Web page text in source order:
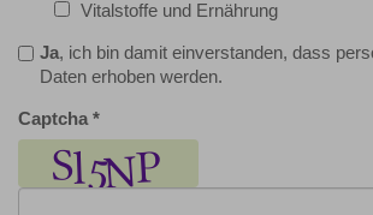
Vitalstoffe und Ernährung
Ja, ich bin damit einverstanden, dass
Daten erhoben werden.
Captcha *